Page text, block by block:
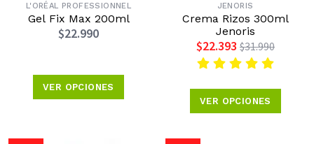
L'ORÉAL PROFESSIONNEL
Gel Fix Max 200ml
$22.990
VER OPCIONES
JENORIS
Crema Rizos 300ml
Jenoris
$22.393 $31.990
VER OPCIONES